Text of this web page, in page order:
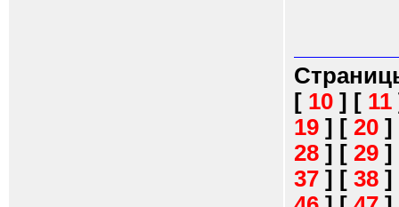
[ 10 ] [ 11
19 ] [ 20 ]
28 ] [ 29 ]
37 ] [ 38 ]